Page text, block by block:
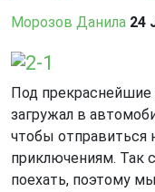
Морозов Данила 24
2-1
Под прекраснейшие
загружал в
чтобы отправиться
приключениям. Так
поехать, поэтому